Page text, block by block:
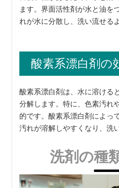
ます。界面活性剤が水と油を
れが水に分散し、洗い流せる
酸素系漂白剤の
酸素系漂白剤は、水に溶ける
分解します。特に、色素汚れ
的です。酸素系漂白剤によっ
汚れが溶解しやすくなり、洗
洗剤の種